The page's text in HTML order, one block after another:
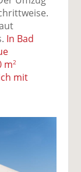
In Bad
m2
mit